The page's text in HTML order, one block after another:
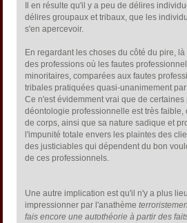
Il en résulte qu'il y a peu de délires
délires groupaux et tribaux, que les
s'en apercevoir.
En regardant les choses du côté du pire,
des professions où les fautes
minoritaires, comparées aux fautes
tribales pratiquées quasi-unanimement
Ce n'est évidemment vrai que de
déontologie professionnelle est très
de corps, ainsi que sa nature sadique et
l'impunité totale envers les plaintes des
des justiciables qui dépendent du bon
de ces professionnels.
Une autre implication est qu'il n'y a plus
impressionner par l'anathème
fais encore une autothéorie à partir des